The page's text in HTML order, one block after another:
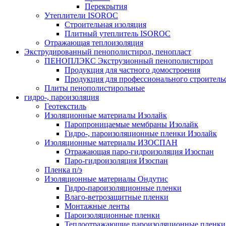
Перекрытия
Утеплители ISOROC
Строительная изоляция
Плитный утеплитель ISOROC
Отражающая теплоизоляция
Экструдированный пенополистирол, пенопласт
ПЕНОПЛЭКС Экструзионный пенополистирол
Продукция для частного домостроения
Продукция для профессионального
Плиты пенополистирольные
гидро-, пароизоляция
Геотекстиль
Изоляционные материалы Изолайк
Паропроницаемые мембраны Изолайк
Гидро-, пароизоляционные пленки Изолайк
Изоляционные материалы ИЗОСПАН
Отражающая паро-гидроизоляция Изоспан
Паро-гидроизоляция Изоспан
Пленка п/э
Изоляционные материалы Ондутис
Гидро-пароизоляционные пленки
Влаго-ветрозащитные пленки
Монтажные ленты
Пароизоляционные пленки
Теплоотражающие пароизоляционные пленки